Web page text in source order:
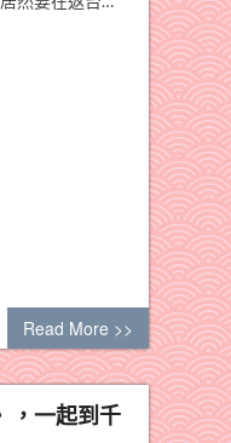
Read More >>
，一起到千